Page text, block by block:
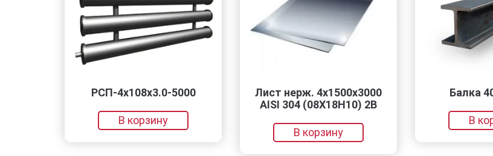
РСП-4x108x3.0-5000
Лист нерж. 4х1500х3000
AISI 304 (08Х18Н10) 2B
Балка 40 К4 С255